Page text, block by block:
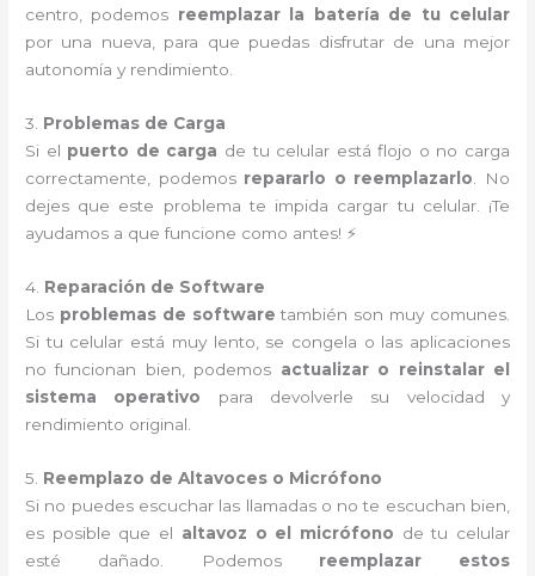
centro, podemos reemplazar la batería de tu celular
por una nueva, para que puedas disfrutar de una mejor
autonomía y rendimiento.
3. Problemas de Carga
Si el puerto de carga de tu celular está flojo o no carga
correctamente, podemos repararlo o reemplazarlo . No
dejes que este problema te impida cargar tu celular. ¡Te
ayudamos a que funcione como antes! ⚡
4. Reparación de Software
Los problemas de software también son muy comunes.
Si tu celular está muy lento, se congela o las aplicaciones
no funcionan bien, podemos actualizar o reinstalar el
sistema operativo para devolverle su velocidad y
rendimiento original.
5. Reemplazo de Altavoces o Micrófono
Si no puedes escuchar las llamadas o no te escuchan bien,
es posible que el altavoz o el micrófono de tu celular
esté dañado. Podemos reemplazar estos